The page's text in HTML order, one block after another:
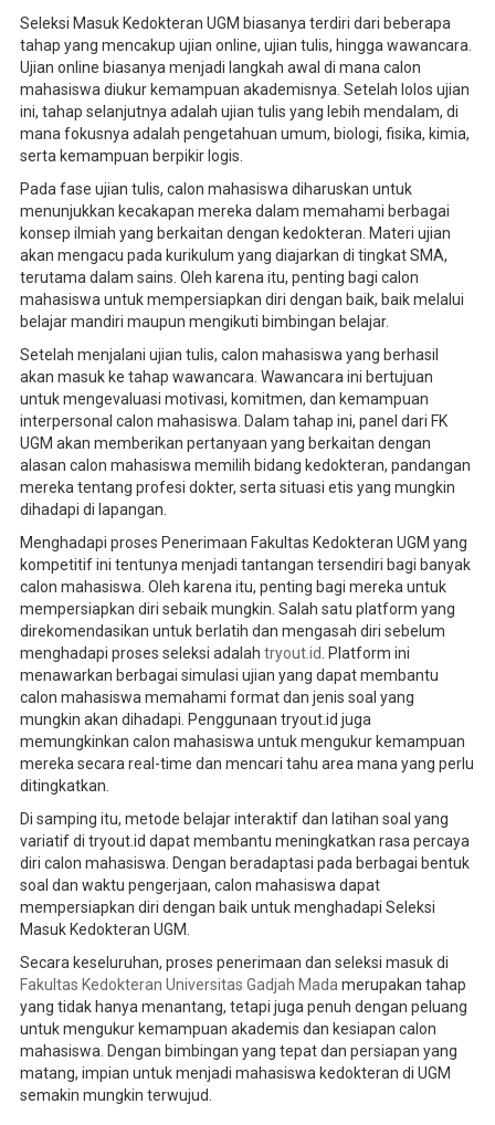
Seleksi Masuk Kedokteran UGM biasanya terdiri dari beberapa
tahap yang mencakup ujian online, ujian tulis, hingga wawancara.
Ujian online biasanya menjadi langkah awal di mana calon
mahasiswa diukur kemampuan akademisnya. Setelah lolos ujian
ini, tahap selanjutnya adalah ujian tulis yang lebih mendalam, di
mana fokusnya adalah pengetahuan umum, biologi, fisika, kimia,
serta kemampuan berpikir logis.
Pada fase ujian tulis, calon mahasiswa diharuskan untuk
menunjukkan kecakapan mereka dalam memahami berbagai
konsep ilmiah yang berkaitan dengan kedokteran. Materi ujian
akan mengacu pada kurikulum yang diajarkan di tingkat SMA,
terutama dalam sains. Oleh karena itu, penting bagi calon
mahasiswa untuk mempersiapkan diri dengan baik, baik melalui
belajar mandiri maupun mengikuti bimbingan belajar.
Setelah menjalani ujian tulis, calon mahasiswa yang berhasil
akan masuk ke tahap wawancara. Wawancara ini bertujuan
untuk mengevaluasi motivasi, komitmen, dan kemampuan
interpersonal calon mahasiswa. Dalam tahap ini, panel dari FK
UGM akan memberikan pertanyaan yang berkaitan dengan
alasan calon mahasiswa memilih bidang kedokteran, pandangan
mereka tentang profesi dokter, serta situasi etis yang mungkin
dihadapi di lapangan.
Menghadapi proses Penerimaan Fakultas Kedokteran UGM yang
kompetitif ini tentunya menjadi tantangan tersendiri bagi banyak
calon mahasiswa. Oleh karena itu, penting bagi mereka untuk
mempersiapkan diri sebaik mungkin. Salah satu platform yang
direkomendasikan untuk berlatih dan mengasah diri sebelum
menghadapi proses seleksi adalah tryout.id
. Platform ini
menawarkan berbagai simulasi ujian yang dapat membantu
calon mahasiswa memahami format dan jenis soal yang
mungkin akan dihadapi. Penggunaan tryout.id juga
memungkinkan calon mahasiswa untuk mengukur kemampuan
mereka secara real-time dan mencari tahu area mana yang perlu
ditingkatkan.
Di samping itu, metode belajar interaktif dan latihan soal yang
variatif di tryout.id dapat membantu meningkatkan rasa percaya
diri calon mahasiswa. Dengan beradaptasi pada berbagai bentuk
soal dan waktu pengerjaan, calon mahasiswa dapat
mempersiapkan diri dengan baik untuk menghadapi Seleksi
Masuk Kedokteran UGM.
Secara keseluruhan, proses penerimaan dan seleksi masuk di
Fakultas Kedokteran Universitas Gadjah Mada merupakan tahap
yang tidak hanya menantang, tetapi juga penuh dengan peluang
untuk mengukur kemampuan akademis dan kesiapan calon
mahasiswa. Dengan bimbingan yang tepat dan persiapan yang
matang, impian untuk menjadi mahasiswa kedokteran di UGM
semakin mungkin terwujud.